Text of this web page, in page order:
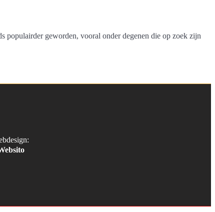
populairder geworden, vooral onder degenen die op zoek zijn